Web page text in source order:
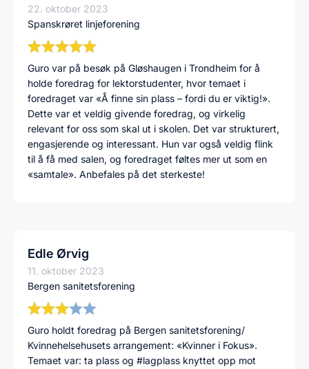
22. oktober 2023
Spanskrøret linjeforening
Guro var på besøk på Gløshaugen i Trondheim for å
holde foredrag for lektorstudenter, hvor temaet i
foredraget var «Å finne sin plass – fordi du er viktig!».
Dette var et veldig givende foredrag, og virkelig
relevant for oss som skal ut i skolen. Det var strukturert,
engasjerende og interessant. Hun var også veldig flink
til å få med salen, og foredraget føltes mer ut som en
«samtale». Anbefales på det sterkeste!
Edle Ørvig
11. oktober 2023
Bergen sanitetsforening
Guro holdt foredrag på Bergen sanitetsforening/
Kvinnehelsehusets arrangement: «Kvinner i Fokus».
Temaet var: ta plass og #lagplass knyttet opp mot